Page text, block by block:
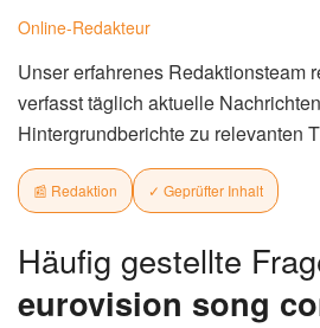
Online-Redakteur
Unser erfahrenes Redaktionsteam
verfasst täglich aktuelle
Hintergrundberichte zu relevanten
📰 Redaktion ✓ Geprüfter Inhalt
Häufig gestellte
eurovision song